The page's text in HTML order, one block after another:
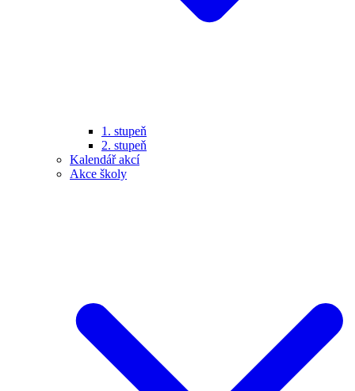
1. stupeň
2. stupeň
Kalendář akcí
Akce školy